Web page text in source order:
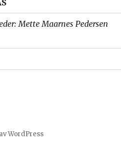
Mette Maarnes Pedersen
WordPress